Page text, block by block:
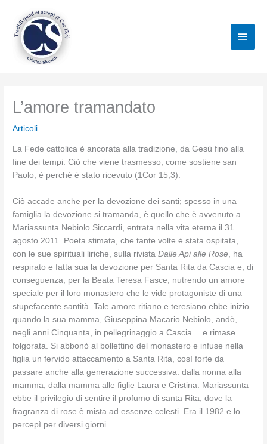
contenuto
L’amore tramandato
Articoli
La Fede cattolica è ancorata alla tradizione, da Gesù fino alla
fine dei tempi. Ciò che viene trasmesso, come sostiene san
Paolo, è perché è stato ricevuto (1Cor 15,3).
Ciò accade anche per la devozione dei santi; spesso in una
famiglia la devozione si tramanda, è quello che è avvenuto a
Mariassunta Nebiolo Siccardi, entrata nella vita eterna il 31
agosto 2011. Poeta stimata, che tante volte è stata ospitata,
con le sue spirituali liriche, sulla rivistaDalle Api alle Rose , ha
respirato e fatta sua la devozione per Santa Rita da Cascia e, di
conseguenza, per la Beata Teresa Fasce, nutrendo un amore
speciale per il loro monastero che le vide protagoniste di una
stupefacente santità. Tale amore ritiano e teresiano ebbe inizio
quando la sua mamma, Giuseppina Macario Nebiolo, andò,
negli anni Cinquanta, in pellegrinaggio a Cascia… e rimase
folgorata. Si abbonò al bollettino del monastero e infuse nella
figlia un fervido attaccamento a Santa Rita, così forte da
passare anche alla generazione successiva: dalla nonna alla
mamma, dalla mamma alle figlie Laura e Cristina. Mariassunta
ebbe il privilegio di sentire il profumo di santa Rita, dove la
fragranza di rose è mista ad essenze celesti. Era il 1982 e lo
percepì per diversi giorni.